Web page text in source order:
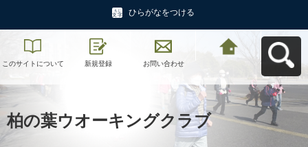
ひらがなをつける
このサイトについて 新規登録 お問い合わせ
サイト かしわん、ぽ
っ？へ戻る
柏の葉ウオーキングクラブ